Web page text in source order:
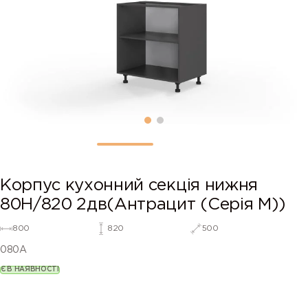
Корпус кухонний секція нижня
80Н/820 2дв(Антрацит (Серія М))
800 820 500
080A
Є В НАЯВНОСТІ